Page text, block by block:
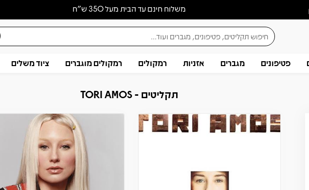
משלוח חינם עד הבית מעל 350 ש״ח
פטיפונים מגברים אזניות רמקולים רמקולים מוגברים ציוד משלים
תקליטים - TORI AMOS